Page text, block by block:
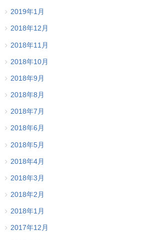
2019年1月
2018年12月
2018年11月
2018年10月
2018年9月
2018年8月
2018年7月
2018年6月
2018年5月
2018年4月
2018年3月
2018年2月
2018年1月
2017年12月